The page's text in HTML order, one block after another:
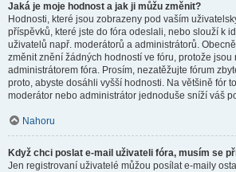
Jaká je moje hodnost a jak ji můžu změnit?
Hodnosti, které jsou zobrazeny pod vaším
příspěvků, které jste do fóra odeslali, nebo slouží k
uživatelů např. moderátorů a administrátorů.
změnit znění žádných hodností ve fóru, protože jsou
administrátorem fóra. Prosím, nezatěžujte fórum
proto, abyste dosáhli vyšší hodnosti. Na většině fór
moderátor nebo administrátor jednoduše sníží váš
Nahoru
Když chci poslat e-mail uživateli fóra, musím se
Jen registrovaní uživatelé můžou posílat e-maily